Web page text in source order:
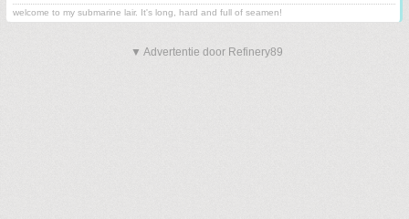
welcome to my submarine lair. It's long, hard and full of seamen!
▼ Advertentie door Refinery89